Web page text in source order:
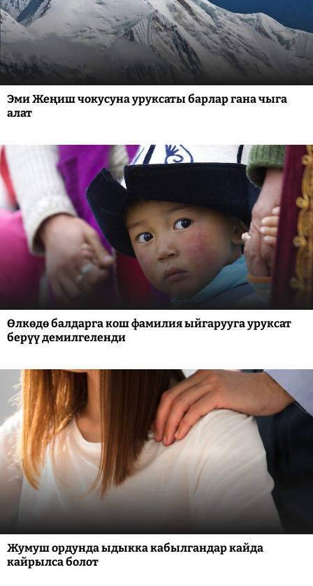
Эми Жеңиш чокусуна уруксаты барлар гана чыга
алат
Өлкөдө балдарга кош фамилия ыйгарууга уруксат
берүү демилгеленди
Жумуш ордунда ыдыкка кабылгандар кайда
кайрылса болот